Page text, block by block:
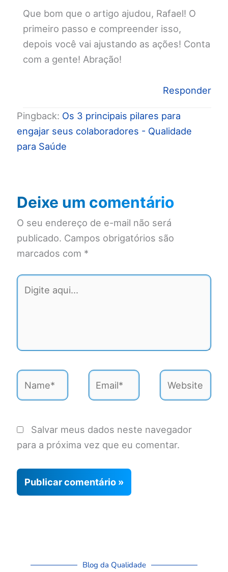
Que bom que o artigo ajudou, Rafael! O
primeiro passo e compreender isso,
depois você vai ajustando as ações! Conta
com a gente! Abração!
Responder
Pingback: Os 3 principais pilares para
engajar seus colaboradores - Qualidade
para Saúde
Deixe um comentário
O seu endereço de e-mail não será
publicado. Campos obrigatórios são
marcados com *
Digite
aqui...
Name* Email* Website
Salvar meus dados neste navegador
para a próxima vez que eu comentar.
Blog da Qualidade